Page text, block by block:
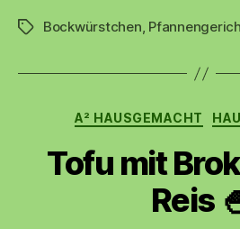
Schlagwörter
Bockwürstchen,
A² HAUSGEMACHT
Tofu mit
Reis